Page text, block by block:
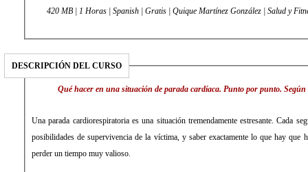
420 MB | 1 Horas | Spanish | Gratis | Quique Martínez González | Salud y
DESCRIPCIÓN DEL CURSO
Qué hacer en una situación de parada cardíaca. Punto por punto.
Una parada cardiorespiratoria es una situación tremendamente estresante. Cada
posibilidades de supervivencia de la víctima, y saber exactamente lo que hay que
perder un tiempo muy valioso.